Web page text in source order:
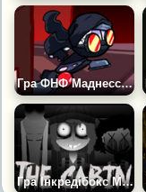
Гра ФНФ Маднесс Комбат: Скажена Зграя
Гра Інкредібокс Мод: Хатина